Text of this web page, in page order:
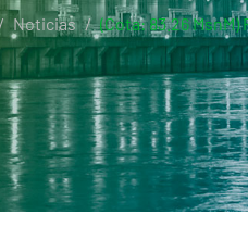
Noticias (Cota: 83.26